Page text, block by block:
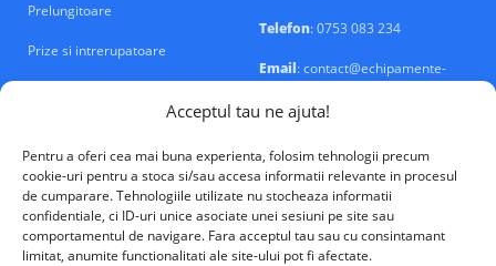
Acceptul tau ne ajuta!
Pentru a oferi cea mai buna experienta, folosim tehnologii precum
cookie-uri pentru a stoca si/sau accesa informatii relevante in procesul
de cumparare. Tehnologiile utilizate nu stocheaza informatii
confidentiale, ci ID-uri unice asociate unei sesiuni pe site sau
comportamentul de navigare. Fara acceptul tau sau cu consintamant
limitat, anumite functionalitati ale site-ului pot fi afectate.
Prelungitoare
Prize si intrerupatoare
Telefon: 0753 083 234
Email: contact@echipamente-
electrice.ro
VALM Electrical Solutions © 2026